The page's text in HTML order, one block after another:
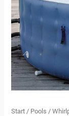
Start / Pools /